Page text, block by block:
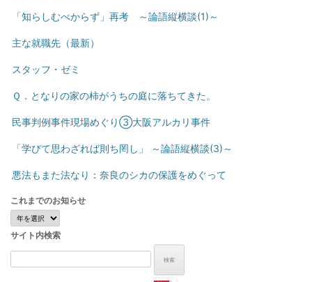
「知らしむべからず」再考 ～論語縦横談(1)～
主な就職先（最新）
スタッフ・ゼミ
Ｑ．となりの家の柿がうちの庭に落ちてきた。
民事判例事件現場めぐり③大阪アルカリ事件
「学びて思わざれば則ち罔し」 ～論語縦横談(3)～
悪法もまた法なり：奈良のシカの保護をめぐって
これまでのお知らせ
こ
れ
ま
で
の
サイト内検索
検
索: